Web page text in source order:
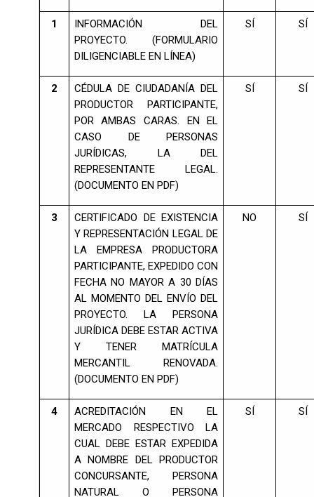
1
INFORMACIÓN DEL
PROYECTO. (FORMULARIO
DILIGENCIABLE EN LÍNEA)
SÍ SÍ
2
CÉDULA DE CIUDADANÍA DEL
PRODUCTOR PARTICIPANTE,
POR AMBAS CARAS. EN EL
CASO DE PERSONAS
JURÍDICAS, LA DEL
REPRESENTANTE LEGAL.
(DOCUMENTO EN PDF)
SÍ SÍ
3
CERTIFICADO DE EXISTENCIA
Y REPRESENTACIÓN LEGAL DE
LA EMPRESA PRODUCTORA
PARTICIPANTE, EXPEDIDO CON
FECHA NO MAYOR A 30 DÍAS
AL MOMENTO DEL ENVÍO DEL
PROYECTO. LA PERSONA
JURÍDICA DEBE ESTAR ACTIVA
Y TENER MATRÍCULA
MERCANTIL RENOVADA.
(DOCUMENTO EN PDF)
NO SÍ
4
ACREDITACIÓN EN EL
MERCADO RESPECTIVO LA
CUAL DEBE ESTAR EXPEDIDA
A NOMBRE DEL PRODUCTOR
CONCURSANTE, PERSONA
NATURAL O PERSONA
SÍ SÍ